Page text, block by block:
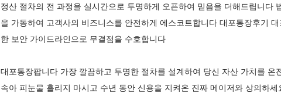
정산 절차의 전 과정을 실시간으로 투명하게 오픈하여 믿음을 더해드립니다
을 가동하여 고객사의 비즈니스를 안전하게 에스코트합니다 대포통장후기
한 보안 가이드라인으로 무결점을 수호합니다
대포통장팝니다 가장 깔끔하고 투명한 절차를 설계하여 당신 자산 가치를
속아 피눈물 흘리지 마시고 수년 동안 신용을 지켜온 진짜 메이저와 상의하세